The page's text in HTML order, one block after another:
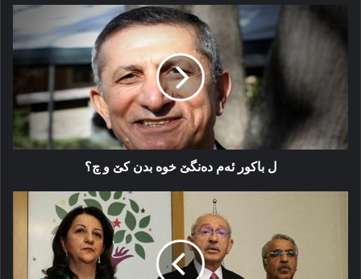
ل
باکور
ئەم
خوە
و
چ؟
ل باکور ئەم دەنگێ خوە بدن کێ و چ؟
ئەگەرێن
هلبژارتنان